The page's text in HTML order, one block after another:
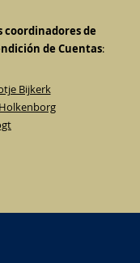
coordinadores de
de Cuentas:
Bijkerk